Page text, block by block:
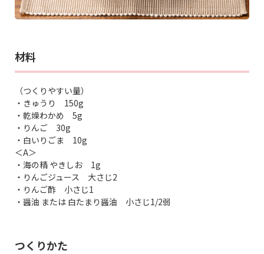
材料
（つくりやすい量）
・きゅうり 150g
・乾燥わかめ 5g
・りんご 30g
・白いりごま 10g
＜A＞
・海の精 やきしお 1g
・りんごジュース 大さじ2
・りんご酢 小さじ1
・醤油 または 白たまり醤油 小さじ1/2弱
つくりかた